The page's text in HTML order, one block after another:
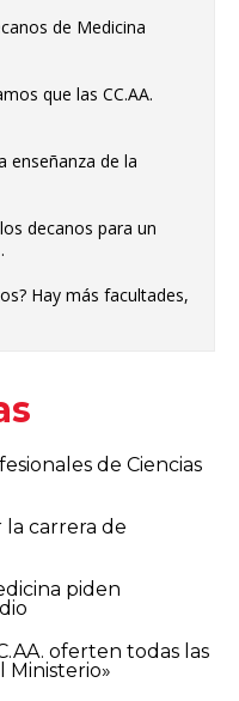
de Medicina
que las CC.AA.
enseñanza de la
decanos para un
Hay más facultades,
de Ciencias
la carrera de
piden
oferten todas las
Ministerio»